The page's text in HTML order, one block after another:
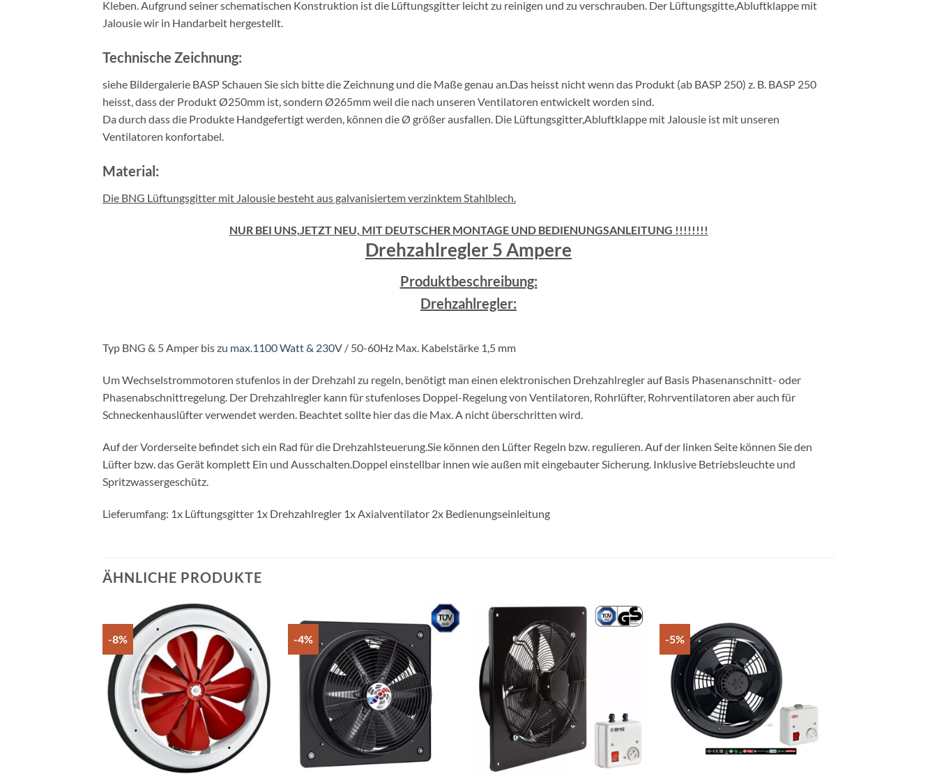
Kleben. Aufgrund seiner schematischen Konstruktion ist die Lüftungsgitter leicht zu reinigen und zu verschrauben. Der Lüftungsgitte,Abluftklappe mit
Jalousie wir in Handarbeit hergestellt.
Technische Zeichnung:
siehe Bildergalerie BASP Schauen Sie sich bitte die Zeichnung und die Maße genau an.Das heisst nicht wenn das Produkt (ab BASP 250) z. B. BASP 250
heisst, dass der Produkt Ø250mm ist, sondern Ø265mm weil die nach unseren Ventilatoren entwickelt worden sind.
Da durch dass die Produkte Handgefertigt werden, können die Ø größer ausfallen. Die Lüftungsgitter,Abluftklappe mit Jalousie ist mit unseren
Ventilatoren konfortabel.
Material:
Die BNG Lüftungsgitter mit Jalousie besteht aus galvanisiertem verzinktem Stahlblech.
NUR BEI UNS,JETZT NEU, MIT DEUTSCHER MONTAGE UND BEDIENUNGSANLEITUNG !!!!!!!!
Drehzahlregler 5 Ampere
Produktbeschreibung:
Drehzahlregler:
Typ BNG & 5 Amper bis zu max.1100 Watt & 230V / 50-60Hz Max. Kabelstärke 1,5 mm
Um Wechselstrommotoren stufenlos in der Drehzahl zu regeln, benötigt man einen elektronischen Drehzahlregler auf Basis Phasenanschnitt- oder
Phasenabschnittregelung. Der Drehzahlregler kann für stufenloses Doppel-Regelung von Ventilatoren, Rohrlüfter, Rohrventilatoren aber auch für
Schneckenhauslüfter verwendet werden. Beachtet sollte hier das die Max. A nicht überschritten wird.
Auf der Vorderseite befindet sich ein Rad für die Drehzahlsteuerung.Sie können den Lüfter Regeln bzw. regulieren. Auf der linken Seite können Sie den
Lüfter bzw. das Gerät komplett Ein und Ausschalten.Doppel einstellbar innen wie außen mit eingebauter Sicherung. Inklusive Betriebsleuchte und
Spritzwassergeschütz.
Lieferumfang: 1x Lüftungsgitter 1x Drehzahlregler 1x Axialventilator 2x Bedienungseinleitung
ÄHNLICHE PRODUKTE
-8%
Add to
wishlist
-4% -5%